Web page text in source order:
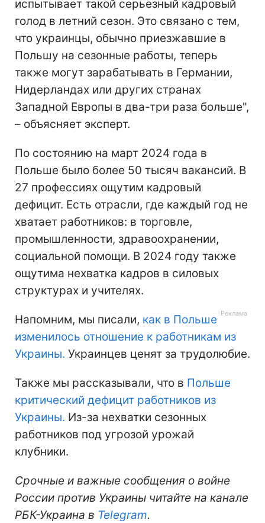
испытывает такой серьезный кадровый
голод в летний сезон. Это связано с тем,
что украинцы, обычно приезжавшие в
Польшу на сезонные работы, теперь
также могут зарабатывать в Германии,
Нидерландах или других странах
Западной Европы в два-три раза больше",
– объясняет эксперт.
По состоянию на март 2024 года в
Польше было более 50 тысяч вакансий. В
27 профессиях ощутим кадровый
дефицит. Есть отрасли, где каждый год не
хватает работников: в торговле,
промышленности, здравоохранении,
социальной помощи. В 2024 году также
ощутима нехватка кадров в силовых
структурах и учителях.
Напомним, мы писали, как в Польше
изменилось отношение к работникам из
Украины. Украинцев ценят за трудолюбие.
Также мы рассказывали, что в Польше
критический дефицит работников из
Украины. Из-за нехватки сезонных
работников под угрозой урожай
клубники.
Срочные и важные сообщения о войне
России против Украины читайте на канале
РБК-Украина в Telegram.